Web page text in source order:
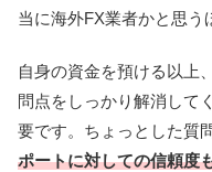
当に海外FX業者かと思う
自身の資金を預ける以上
問点をしっかり解消して
要です。 ちょっとした質
ポートに対しての信頼度